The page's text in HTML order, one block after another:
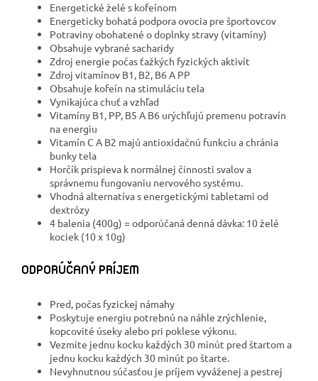
Energetické želé s kofeínom
Energeticky bohatá podpora ovocia pre športovcov
Potraviny obohatené o doplnky stravy (vitamíny)
Obsahuje vybrané sacharidy
Zdroj energie počas ťažkých fyzických aktivít
Zdroj vitamínov B1, B2, B6 A PP
Obsahuje kofeín na stimuláciu tela
Vynikajúca chuť a vzhľad
Vitamíny B1, PP, B5 A B6 urýchľujú premenu potravín
na energiu
Vitamín C A B2 majú antioxidačnú funkciu a chránia
bunky tela
Horčík prispieva k normálnej činnosti svalov a
správnemu fungovaniu nervového systému.
Vhodná alternatíva s energetickými tabletami od
dextrózy
4 balenia (400g) = odporúčaná denná dávka: 10 želé
kociek (10 x 10g)
ODPORÚČANÝ PRÍJEM
Pred, počas fyzickej námahy
Poskytuje energiu potrebnú na náhle zrýchlenie,
kopcovité úseky alebo pri poklese výkonu.
Vezmite jednu kocku každých 30 minút pred štartom a
jednu kocku každých 30 minút po štarte.
Nevyhnutnou súčasťou je príjem vyváženej a pestrej